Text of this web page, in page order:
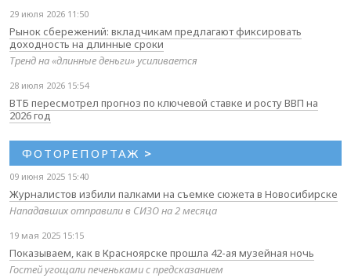
29 июля 2026 11:50
Рынок сбережений: вкладчикам предлагают фиксировать
доходность на длинные сроки
Тренд на «длинные деньги» усиливается
28 июля 2026 15:54
ВТБ пересмотрел прогноз по ключевой ставке и росту ВВП на
2026 год
ФОТОРЕПОРТАЖ >
09 июня 2025 15:40
Журналистов избили палками на съемке сюжета в Новосибирске
Нападавших отправили в СИЗО на 2 месяца
19 мая 2025 15:15
Показываем, как в Красноярске прошла 42-ая музейная ночь
Гостей угощали печеньками с предсказанием